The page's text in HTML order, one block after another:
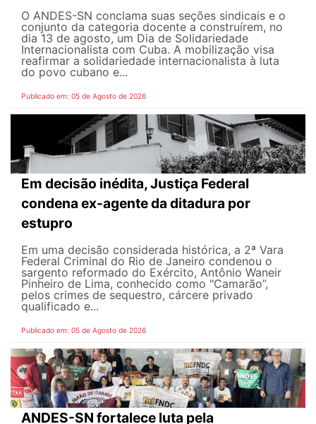
O ANDES-SN conclama suas seções sindicais e o
conjunto da categoria docente a construírem, no
dia 13 de agosto, um Dia de Solidariedade
Internacionalista com Cuba. A mobilização visa
reafirmar a solidariedade internacionalista à luta
do povo cubano e...
Publicado em: 05 de Agosto de 2026
Em decisão inédita, Justiça Federal
condena ex-agente da ditadura por
estupro
Em uma decisão considerada histórica, a 2ª Vara
Federal Criminal do Rio de Janeiro condenou o
sargento reformado do Exército, Antônio Waneir
Pinheiro de Lima, conhecido como "Camarão”,
pelos crimes de sequestro, cárcere privado
qualificado e...
Publicado em: 05 de Agosto de 2026
ANDES-SN fortalece luta pela